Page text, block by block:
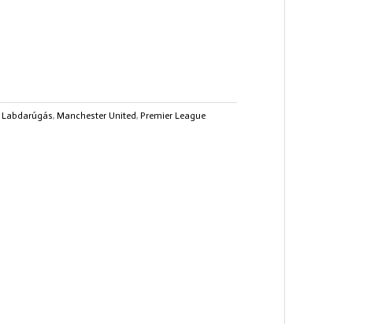
Labdarúgás, Manchester United, Premier League